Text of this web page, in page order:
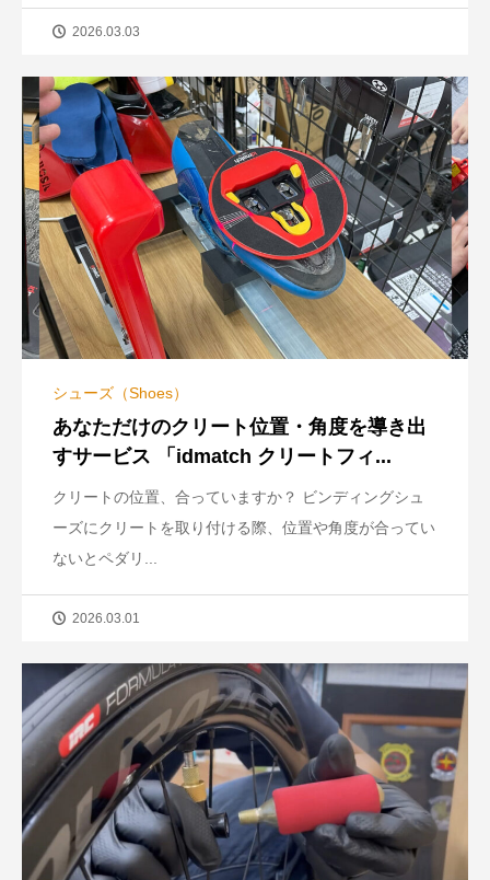
2026.03.03
シューズ（Shoes）
あなただけのクリート位置・角度を導き出
すサービス 「idmatch クリートフィ...
クリートの位置、合っていますか？ ビンディングシュ
ーズにクリートを取り付ける際、位置や角度が合ってい
ないとペダリ...
2026.03.01